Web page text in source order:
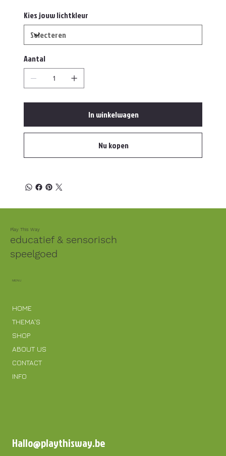
Kies jouw lichtkleur
Aantal
In winkelwagen
Nu kopen
Play This Way
educatief & sensorisch
speelgoed
MENU
HOME
THEMA'S
SHOP
ABOUT US
CONTACT
INFO
Hallo@playthisway.be